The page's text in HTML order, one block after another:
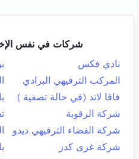
شركات في نفس
نادي فكس
المركب الترفيهي البرادي
فاقا لاند (في حالة تصفية )
شركة الرقوبة
شركة الفضاء الترفيهي ديدو
شركة غزى كدز